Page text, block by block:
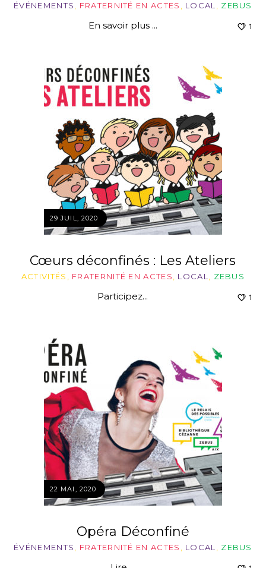
ÉVÉNEMENTS, FRATERNITÉ EN ACTES , LOCAL, ZEBUS
En savoir plus ... 1
29 JUIL, 2020
Cœurs déconfinés : Les Ateliers
ACTIVITÉS , FRATERNITÉ EN ACTES, LOCAL, ZEBUS
Participez... 1
22 MAI, 2020
Opéra Déconfiné
ÉVÉNEMENTS, FRATERNITÉ EN ACTES , LOCAL, ZEBUS